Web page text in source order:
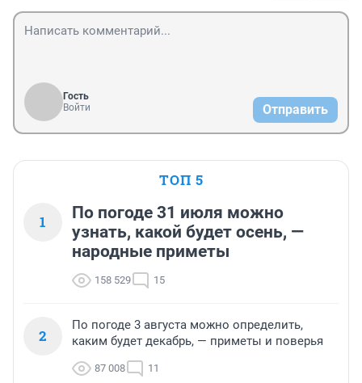
Гость
Войти
Отправить
ТОП 5
1
По погоде 31 июля можно
узнать, какой будет осень, —
народные приметы
158 529 15
2
По погоде 3 августа можно определить,
каким будет декабрь, — приметы и поверья
87 008 11